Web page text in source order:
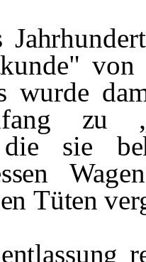
wurde
zu
die sie
Tüten